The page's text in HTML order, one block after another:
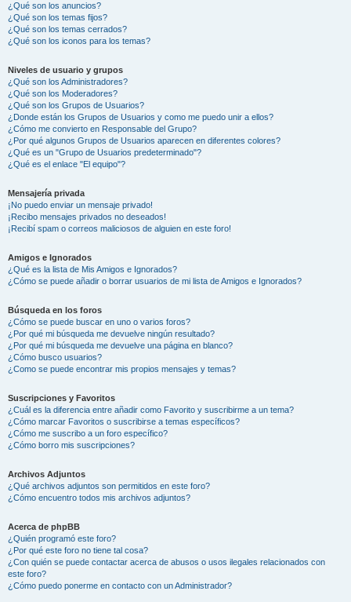
¿Qué son los anuncios?
¿Qué son los temas fijos?
¿Qué son los temas cerrados?
¿Qué son los iconos para los temas?
Niveles de usuario y grupos
¿Qué son los Administradores?
¿Qué son los Moderadores?
¿Qué son los Grupos de Usuarios?
¿Donde están los Grupos de Usuarios y como me puedo unir a ellos?
¿Cómo me convierto en Responsable del Grupo?
¿Por qué algunos Grupos de Usuarios aparecen en diferentes colores?
¿Qué es un "Grupo de Usuarios predeterminado"?
¿Qué es el enlace "El equipo"?
Mensajería privada
¡No puedo enviar un mensaje privado!
¡Recibo mensajes privados no deseados!
¡Recibí spam o correos maliciosos de alguien en este foro!
Amigos e Ignorados
¿Qué es la lista de Mis Amigos e Ignorados?
¿Cómo se puede añadir o borrar usuarios de mi lista de Amigos e Ignorados?
Búsqueda en los foros
¿Cómo se puede buscar en uno o varios foros?
¿Por qué mi búsqueda me devuelve ningún resultado?
¿Por qué mi búsqueda me devuelve una página en blanco?
¿Cómo busco usuarios?
¿Como se puede encontrar mis propios mensajes y temas?
Suscripciones y Favoritos
¿Cuál es la diferencia entre añadir como Favorito y suscribirme a un tema?
¿Cómo marcar Favoritos o suscribirse a temas específicos?
¿Cómo me suscribo a un foro específico?
¿Cómo borro mis suscripciones?
Archivos Adjuntos
¿Qué archivos adjuntos son permitidos en este foro?
¿Cómo encuentro todos mis archivos adjuntos?
Acerca de phpBB
¿Quién programó este foro?
¿Por qué este foro no tiene tal cosa?
¿Con quién se puede contactar acerca de abusos o usos ilegales relacionados con
este foro?
¿Cómo puedo ponerme en contacto con un Administrador?